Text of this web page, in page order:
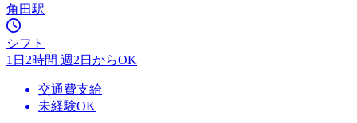
角田駅
シフト
1日2時間 週2日からOK
交通費支給
未経験OK